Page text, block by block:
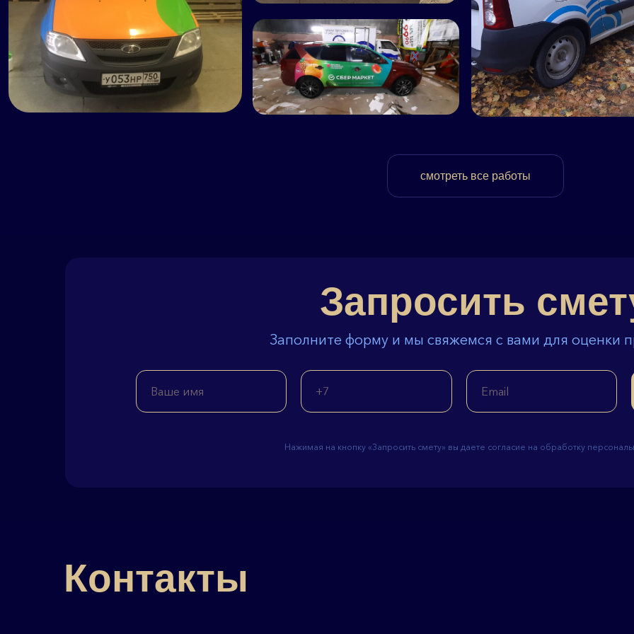
Заполните форму и мы свяжемся с вами для оценки
Запросить
Нажимая на кнопку «Запросить смету» вы даете согласие на обработку
Контакты